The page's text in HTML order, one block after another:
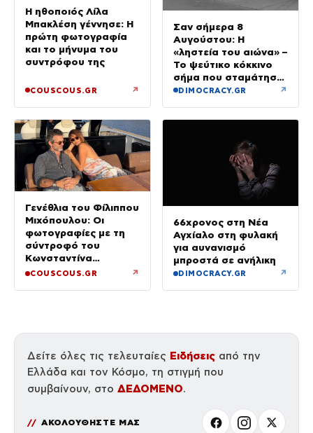
Η ηθοποιός Λίλα
Μπακλέση γέννησε: Η
πρώτη φωτογραφία
και το μήνυμα του
συντρόφου της
COUSCOUS.GR ↗
Σαν σήμερα 8
Αυγούστου: Η
«ληστεία του αιώνα» –
Το ψεύτικο κόκκινο
σήμα που σταμάτησε
τρένο με 2,6 εκατ.
DIMOCRACY.GR ↗
Γενέθλια του Φίλιππου
Μιχόπουλου: Οι
φωτογραφίες με τη
σύντροφό του
Κωνσταντίνα
Ευρυπίδου και το
COUSCOUS.GR ↗
66χρονος στη Νέα
Αγχίαλο στη φυλακή
για αυνανισμό
μπροστά σε ανήλικη
DIMOCRACY.GR ↗
Δείτε όλες τις τελευταίες Ειδήσεις από την
Ελλάδα και τον Κόσμο, τη στιγμή που
συμβαίνουν, στο ΔΕΔΟΜΕΝΟ.
ΑΚΟΛΟΥΘΗΣΤΕ ΜΑΣ